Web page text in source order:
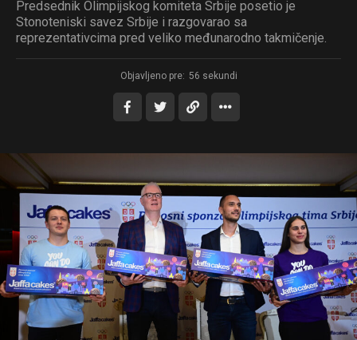
Predsednik Olimpijskog komiteta Srbije posetio je
Stonoteniski savez Srbije i razgovarao sa
reprezentativcima pred veliko međunarodno takmičenje.
Objavljeno pre: 56 sekundi